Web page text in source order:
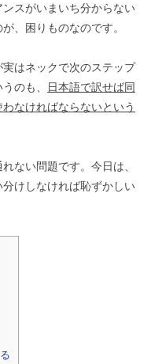
スがいまいち分からない
、困りものなのです。
はネックで次のステップ
のも、
日本語で訳せば同
なければならないという
ない問題です。今日は、
けしなければ恥ずかしい